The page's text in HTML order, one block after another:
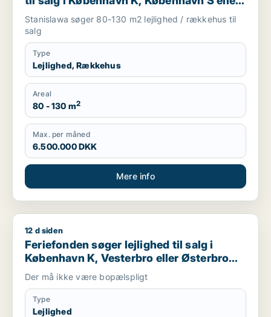
Glostrup m.fl.
Stanislawa søger 80-130 m2 lejlighed / rækkehus til
salg
Type
Lejlighed, Rækkehus
Areal
80 - 130 m2
Max. per måned
6.500.000 DKK
Mere info
Feriefonden søger lejlighed til salg i København K,
12 d siden
Feriefonden søger lejlighed til salg i
København K, Vesterbro eller Østerbro
m.fl.
Der må ikke være bopælspligt
Type
Lejlighed